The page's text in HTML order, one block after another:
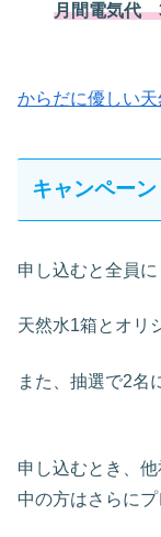
月間電気代
からだに優しい天
キャンペーン
申し込むと全員
天然水1箱とオリ
また、抽選で2名
申し込むとき、
中の方はさらにプ